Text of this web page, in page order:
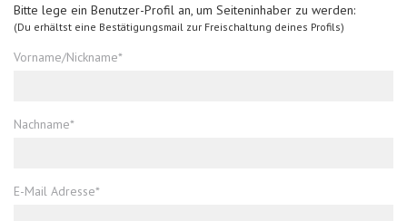
Bitte lege ein Benutzer-Profil an, um Seiteninhaber zu werden:
(Du erhältst eine Bestätigungsmail zur Freischaltung deines Profils)
Vorname/Nickname*
Nachname*
E-Mail Adresse*